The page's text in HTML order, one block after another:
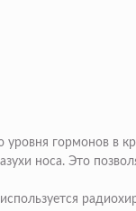
уровня гормонов в
носа. Это